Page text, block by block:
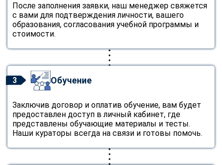
После заполнения заявки, наш менеджер свяжется
с вами для подтверждения личности, вашего
образования, согласования учебной программы и
стоимости.
3 Обучение
Заключив договор и оплатив обучение, вам будет
предоставлен доступ в личный кабинет, где
представлены обучающие материалы и тесты.
Наши кураторы всегда на связи и готовы помочь.